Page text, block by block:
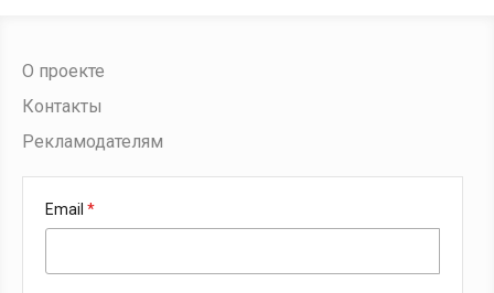
О проекте
Контакты
Рекламодателям
Email